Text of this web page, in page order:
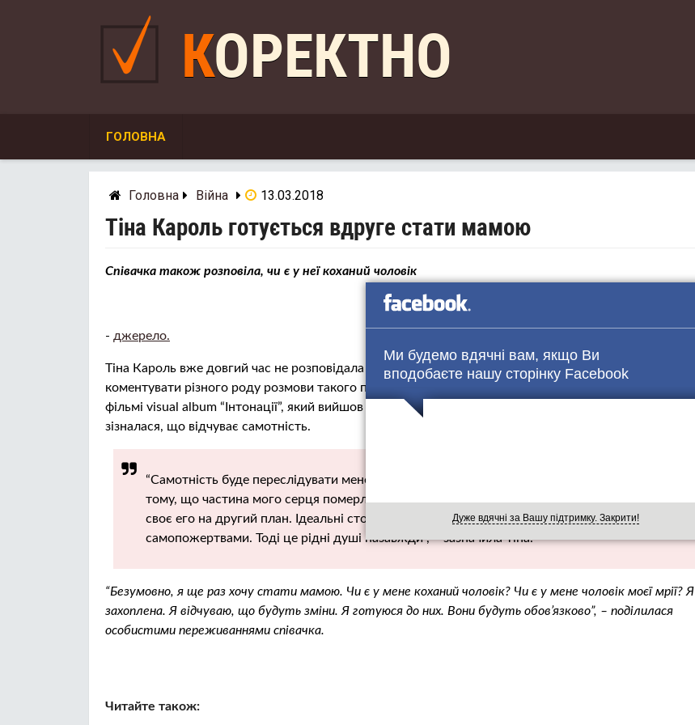
Ми будемо вдячні вам, якщо Ви
вподобаєте нашу сторінку Facebook
Дуже вдячні за Вашу підтримку. Закрити!
КОРЕКТНО
ГОЛОВНА
Головна Війна 13.03.2018
Тіна Кароль готується вдруге стати мамою
Співачка також розповіла, чи є у неї коханий чоловік
- джерело.
Тіна Кароль вже довгий час не розповідала про своє особисте життя. Артистка відмовляється
коментувати різного роду розмови такого плану. Правда, у своєму музичному автобіографічному
фільмі visual album “Інтонації”, який вийшов 8 березня, все ж розповіла дещо цікаве. Співачка
зізналася, що відчуває самотність.
“Самотність буде переслідувати мене, навіть якщо я коли-небудь вийду заміж. Справа в
тому, що частина мого серця померла. І це не зворотно. Любов – це коли ти вмієш ставити
своє его на другий план. Ідеальні стосунки – це коли двоє людей вміють робити обмін
самопожертвами. Тоді це рідні душі назавжди”, – зазначила Тіна.
“Безумовно, я ще раз хочу стати мамою. Чи є у мене коханий чоловік? Чи є у мене чоловік моєї мрії? Я
захоплена. Я відчуваю, що будуть зміни. Я готуюся до них. Вони будуть обов’язково”, – поділилася
особистими переживаннями співачка.
Читайте також: